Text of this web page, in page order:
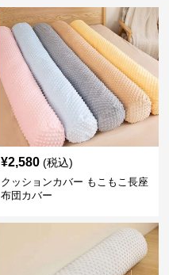
¥2,580 (税込)
クッションカバー もこもこ長座
布団カバー